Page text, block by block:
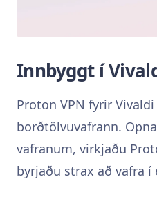
Innbyggt í
Proton VPN fyrir
borðtölvuvafrann.
vafranum, virkjaðu
byrjaðu strax að vafra í